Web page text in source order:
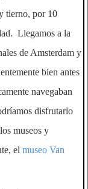
tierno, por 10
Llegamos a la
de Amsterdam y
bien antes
navegaban
disfrutarlo
museos y
el museo Van